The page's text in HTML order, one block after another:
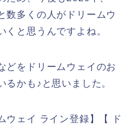
数多くの人がドリームウ
くと思うんですよね。
どをドリームウェイのお
るかも♪と思いました。
ウェイ ライン登録】【 ド